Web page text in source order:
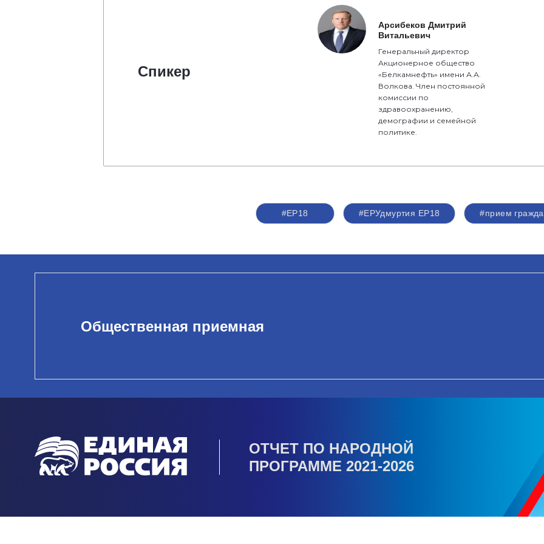
Спикер
Арсибеков Дмитрий
Витальевич
Генеральный директор
Акционерное общество
«Белкамнефть» имени А.А.
Волкова. Член постоянной
комиссии по
здравоохранению,
демографии и семейной
политике.
#ЕР18 #ЕРУдмуртия ЕР18 #прием
Общественная приемная
ОТЧЕТ ПО НАРОДНОЙ
ПРОГРАММЕ 2021-2026